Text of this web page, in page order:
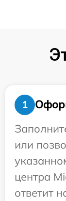
1
или
центра
ответит